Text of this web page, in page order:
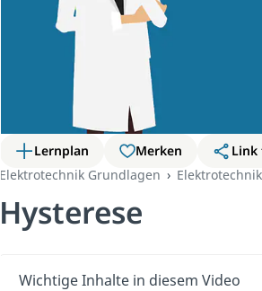
Lernplan Merken
Link
Elektrotechnik Grundlagen
Hysterese
Wichtige Inhalte in diesem Video